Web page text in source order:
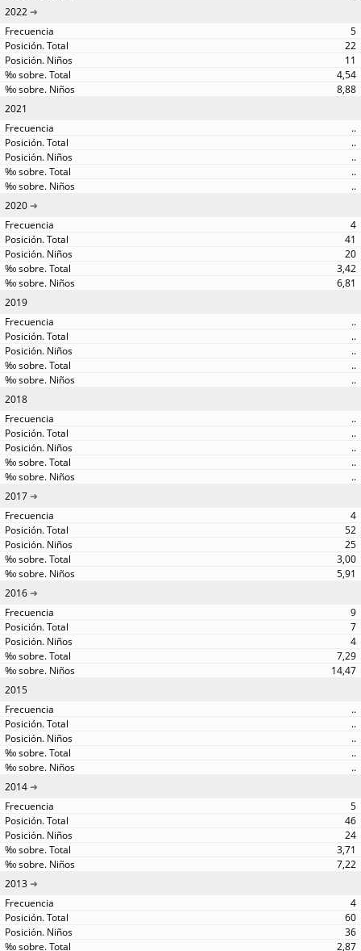
2022
5
22
11
4,54
8,88
2021
..
..
..
..
..
2020
4
41
20
3,42
6,81
2019
..
..
..
..
..
2018
..
..
..
..
..
2017
4
52
25
3,00
5,91
2016
9
7
4
7,29
14,47
2015
..
..
..
..
..
2014
5
46
24
3,71
7,22
2013
4
60
36
2,87